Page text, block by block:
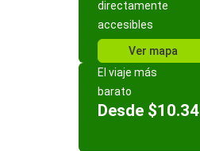
directamente
accesibles
Ver mapa
El viaje más
barato
Desde $10.34